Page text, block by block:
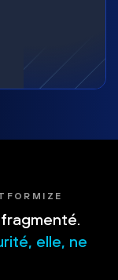
elle, ne